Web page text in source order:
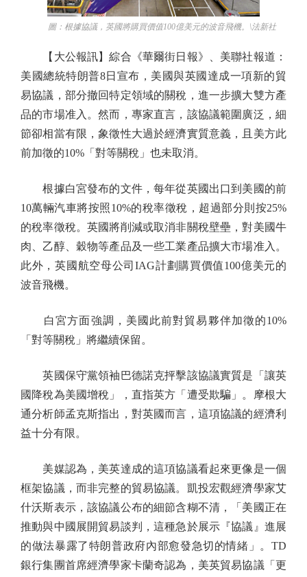
圖：根據協議，英國將購買價值100億美元的波音飛機。\法新社
【大公報訊】綜合《華爾街日報》、美聯社報道：
美國總統特朗普8日宣布，美國與英國達成一項新的貿
易協議，部分撤回特定領域的關稅，進一步擴大雙方產
品的市場准入。然而，專家直言，該協議範圍廣泛，細
節卻相當有限，象徵性大過於經濟實質意義，且美方此
前加徵的10%「對等關稅」也未取消。
根據白宮發布的文件，每年從英國出口到美國的前
10萬輛汽車將按照10%的稅率徵稅，超過部分則按25%
的稅率徵稅。英國將削減或取消非關稅壁壘，對美國牛
肉、乙醇、穀物等產品及一些工業產品擴大市場准入。
此外，英國航空母公司IAG計劃購買價值100億美元的
波音飛機。
白宮方面強調，美國此前對貿易夥伴加徵的10%
「對等關稅」將繼續保留。
英國保守黨領袖巴德諾克抨擊該協議實質是「讓英
國降稅為美國增稅」，直指英方「遭受欺騙」。摩根大
通分析師孟克斯指出，對英國而言，這項協議的經濟利
益十分有限。
美媒認為，美英達成的這項協議看起來更像是一個
框架協議，而非完整的貿易協議。凱投宏觀經濟學家艾
什沃斯表示，該協議公布的細節含糊不清，「美國正在
推動與中國展開貿易談判，這種急於展示『協議』進展
的做法暴露了特朗普政府內部愈發急切的情緒」。TD
銀行集團首席經濟學家卡蘭奇認為，美英貿易協議「更